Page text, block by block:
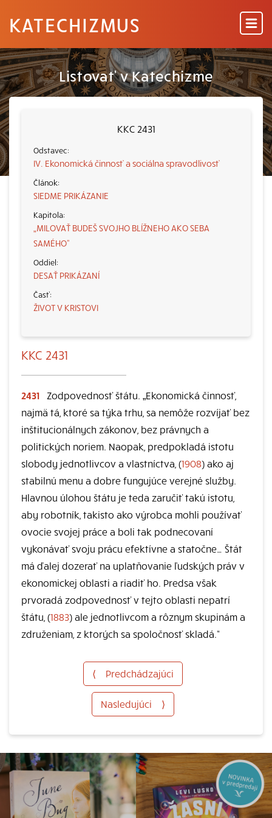
KATECHIZMUS
Listovať v Katechizme
KKC 2431
IV. Ekonomická činnosť a sociálna spravodlivosť
SIEDME PRIKÁZANIE
„MILOVAŤ BUDEŠ SVOJHO BLÍŽNEHO AKO SEBA
SAMÉHO“
DESAŤ PRIKÁZANÍ
ŽIVOT V KRISTOVI
KKC 2431
2431
Zodpovednosť štátu. „Ekonomická činnosť,
najmä tá, ktoré sa týka trhu, sa nemôže rozvíjať bez
inštitucionálnych zákonov, bez právnych a
politických noriem. Naopak, predpokladá istotu
slobody jednotlivcov a vlastníctva, (1908) ako aj
stabilnú menu a dobre fungujúce verejné služby.
Hlavnou úlohou štátu je teda zaručiť takú istotu,
aby robotník, takisto ako výrobca mohli používať
ovocie svojej práce a boli tak podnecovaní
vykonávať svoju prácu efektívne a statočne… Štát
má ďalej dozerať na uplatňovanie ľudských práv v
ekonomickej oblasti a riadiť ho. Predsa však
prvoradá zodpovednosť v tejto oblasti nepatrí
štátu, (1883) ale jednotlivcom a rôznym skupinám a
združeniam, z ktorých sa spoločnosť skladá.“
⟨ Predchádzajúci
Nasledujúci ⟩